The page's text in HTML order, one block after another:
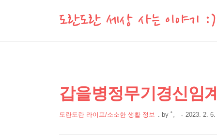
도란도란 세상 사는 이야기 :)
상
세
컨
본
문
제
갑을병정무기경신임
도란도란 라이프/소소한 생활 정보 by ˚。 2023. 2. 6.